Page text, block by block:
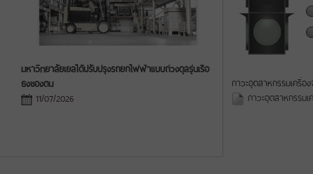
มหาวิทยาลัยเยลได้ปรับปรุงรถยกไฟฟ้าแบบถ่วงดุลรุ่นเรือ
ธงของตน
11/07/2026
ภาวะอุตสาหกรรมเครื่อ
ภาวะอุตสาหกรรม